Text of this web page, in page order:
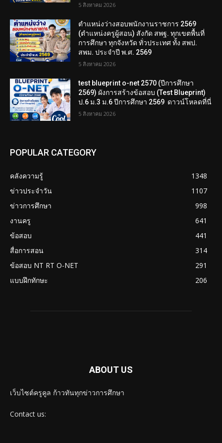
5 สิงหาคม 2026
ตำแหน่งว่างสอบพนักงานราชการ 2569
(ตำแหน่งครูผู้สอน) สังกัด สพฐ. ทุกเขตพื้นที่
การศึกษา ทุกจังหวัด ทั่วประเทศ ทั้ง สพป.
สพม. ประจำปี พ.ศ. 2569
5 สิงหาคม 2026
test blueprint o-net 2570 (ปีการศึกษา
2569) ผังการสร้างข้อสอบ (Test Blueprint)
ป.6 ม.3 ม.6 ปีการศึกษา 2569 ดาวน์โหลดที่นี่
5 สิงหาคม 2026
POPULAR CATEGORY
คลังความรู้
1348
ข่าวประจำวัน
1107
ข่าวการศึกษา
998
งานครู
641
ข้อสอบ
441
สื่อการสอน
314
ข้อสอบ NT RT O-NET
291
แบบฝึกทักษะ
206
ABOUT US
เว็บไซต์ครูคูล ก้าวทันทุกข่าวการศึกษา
Contact us: